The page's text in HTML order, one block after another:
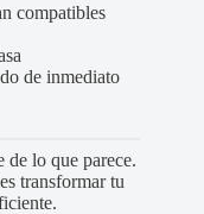
compatibles
de inmediato
de lo que parece.
transformar tu